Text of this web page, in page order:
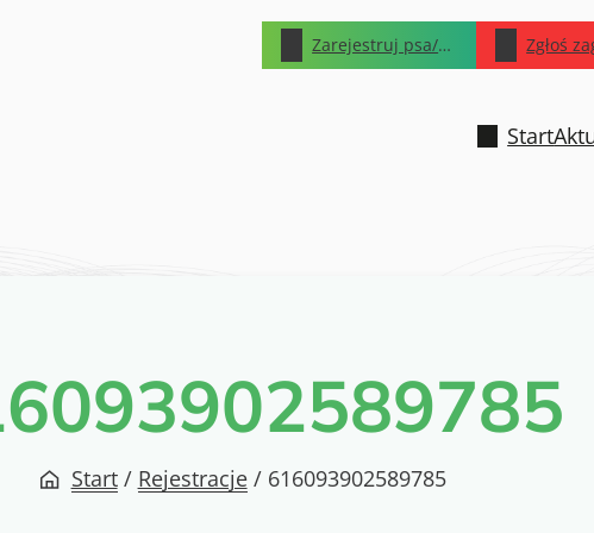
Zarejestruj psa/kota Zgłoś
Start
Start / Rejestracje / 616093902589785